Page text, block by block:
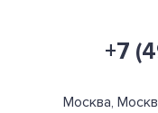
+7
Москва,